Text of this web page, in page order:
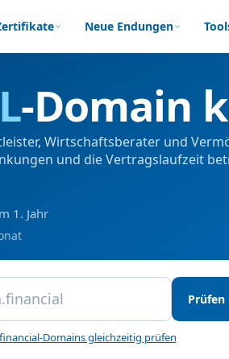
Neue Endungen
-Domain
Wirtschaftsberater und
und die Vertragslaufzeit
1. Jahr
Prüfen
Domains gleichzeitig prüfen